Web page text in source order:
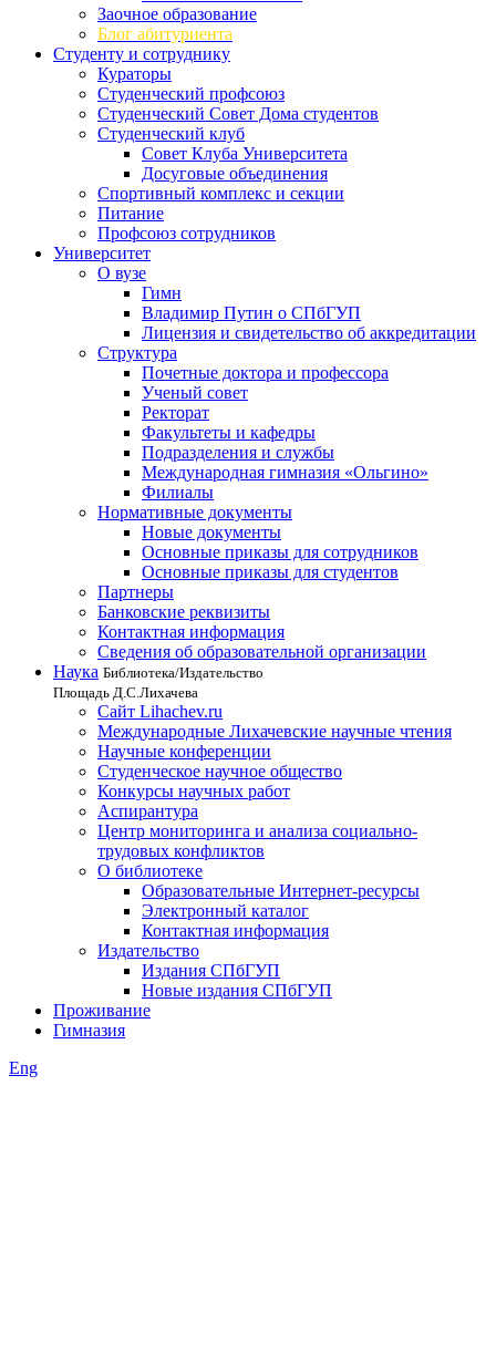
Заочное образование
Блог абитуриента
Студенту и сотруднику
Кураторы
Студенческий профсоюз
Студенческий Совет Дома студентов
Студенческий клуб
Совет Клуба Университета
Досуговые объединения
Спортивный комплекс и секции
Питание
Профсоюз сотрудников
Университет
О вузе
Гимн
Владимир Путин о СПбГУП
Лицензия и свидетельство об аккредитации
Структура
Почетные доктора и профессора
Ученый совет
Ректорат
Факультеты и кафедры
Подразделения и службы
Международная гимназия «Ольгино»
Филиалы
Нормативные документы
Новые документы
Основные приказы для сотрудников
Основные приказы для студентов
Партнеры
Банковские реквизиты
Контактная информация
Сведения об образовательной организации
Наука Библиотека/Издательство
Площадь Д.С.Лихачева
Сайт Lihachev.ru
Международные Лихачевские научные чтения
Научные конференции
Студенческое научное общество
Конкурсы научных работ
Аспирантура
Центр мониторинга и анализа социально-
трудовых конфликтов
О библиотеке
Образовательные Интернет-ресурсы
Электронный каталог
Контактная информация
Издательство
Издания СПбГУП
Новые издания СПбГУП
Проживание
Гимназия
Eng